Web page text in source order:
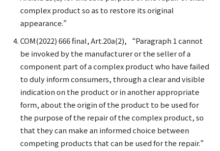
complex product so as to restore its original
appearance.”
COM(2022) 666 final, Art.20a(2), “Paragraph 1 cannot
be invoked by the manufacturer or the seller of a
component part of a complex product who have failed
to duly inform consumers, through a clear and visible
indication on the product or in another appropriate
form, about the origin of the product to be used for
the purpose of the repair of the complex product, so
that they can make an informed choice between
competing products that can be used for the repair.”